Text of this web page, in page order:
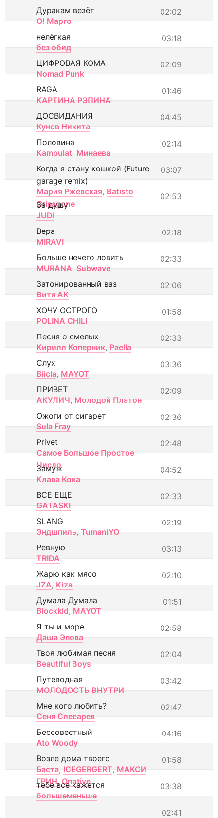
02:02
Дуракам везёт
О! Марго
03:18
нелёгкая
без обид
02:09
ЦИФРОВАЯ КОМА
Nomad Punk
01:46
RAGA
КАРТИНА РЭПИНА
04:45
ДОСВИДАНИЯ
Кунов Никита
02:14
Половина
Kambulat, Минаева
03:07
Когда я стану кошкой (Future
garage remix)
Мария Ржевская, Batisto
Grisagone
02:53
За душу
JUDI
02:18
Вера
MIRAVI
02:33
Больше нечего ловить
MURANA, Subwave
02:06
Затонированный ваз
Витя АК
01:58
ХОЧУ ОСТРОГО
POLINA CHILI
02:33
Песня о смелых
Кирилл Коперник, Paella
03:36
Слух
Biicla, MAYOT
02:09
ПРИВЕТ
АКУЛИЧ, Молодой Платон
02:36
Ожоги от сигарет
Sula Fray
02:48
Privet
Самое Большое Простое
Число
04:52
Замуж
Клава Кока
02:33
ВСЕ ЕЩЕ
GATASKI
02:19
SLANG
Эндшпиль, TumaniYO
03:13
Ревную
TRIDA
02:10
Жарю как мясо
JZA, Kiza
01:51
Думала Думала
Blockkid, MAYOT
02:58
Я ты и море
Даша Эпова
02:04
Твоя любимая песня
Beautiful Boys
03:42
Путеводная
МОЛОДОСТЬ ВНУТРИ
02:47
Мне кого любить?
Сеня Слесарев
04:16
Бессовестный
Ato Woody
01:58
Возле дома твоего
Баста, ICEGERGERT, МАКСИ
ГРИН, Onative 03:38
тебе все кажется
большеменьше
02:41